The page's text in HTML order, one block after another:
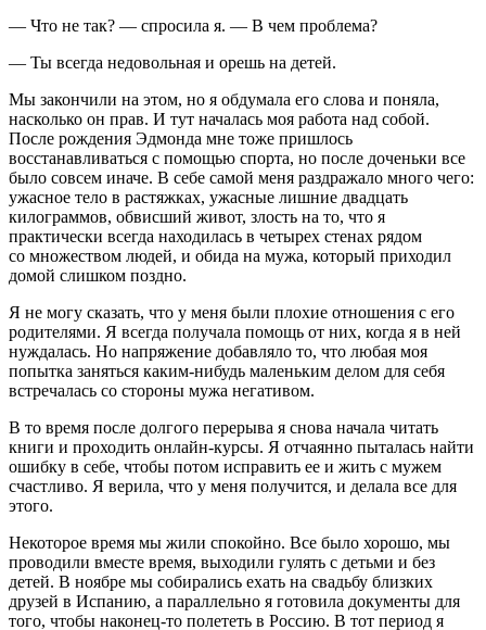
— Что не так? — спросила я. — В чем проблема?
— Ты всегда недовольная и орешь на детей.
Мы закончили на этом, но я обдумала его слова и поняла,
насколько он прав. И тут началась моя работа над собой.
После рождения Эдмонда мне тоже пришлось
восстанавливаться с помощью спорта, но после доченьки все
было совсем иначе. В себе самой меня раздражало много чего:
ужасное тело в растяжках, ужасные лишние двадцать
килограммов, обвисший живот, злость на то, что я
практически всегда находилась в четырех стенах рядом
со множеством людей, и обида на мужа, который приходил
домой слишком поздно.
Я не могу сказать, что у меня были плохие отношения с его
родителями. Я всегда получала помощь от них, когда я в ней
нуждалась. Но напряжение добавляло то, что любая моя
попытка заняться каким-нибудь маленьким делом для себя
встречалась со стороны мужа негативом.
В то время после долгого перерыва я снова начала читать
книги и проходить онлайн-курсы. Я отчаянно пыталась найти
ошибку в себе, чтобы потом исправить ее и жить с мужем
счастливо. Я верила, что у меня получится, и делала все для
этого.
Некоторое время мы жили спокойно. Все было хорошо, мы
проводили вместе время, выходили гулять с детьми и без
детей. В ноябре мы собирались ехать на свадьбу близких
друзей в Испанию, а параллельно я готовила документы для
того, чтобы наконец-то полететь в Россию. В тот период я